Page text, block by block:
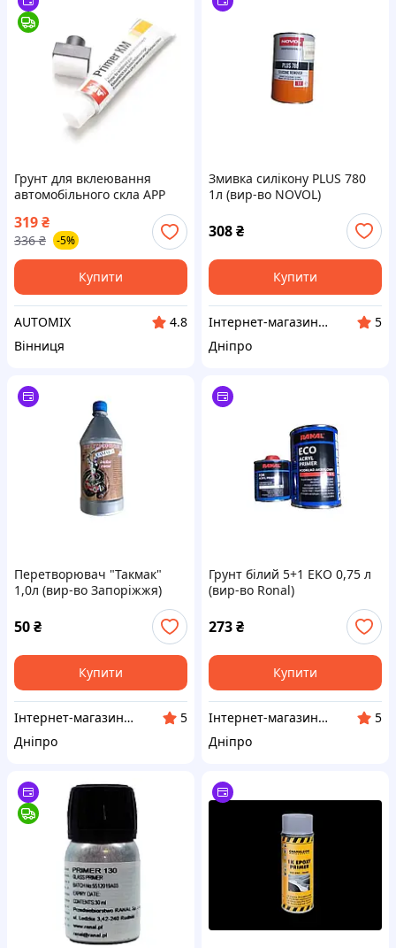
Грунт для вклеювання
автомобiльного скла APP
319₴
336 ₴ -5%
Купити
AUTOMIX
4.8
Вінниця
Змивка силікону PLUS 780
1л (вир-во NOVOL)
308₴
Купити
Інтернет-магазин AVTO запчастини
5
Дніпро
Перетворювач "Такмак"
1,0л (вир-во Запоріжжя)
50₴
Купити
Інтернет-магазин AVTO запчастини
5
Дніпро
Грунт білий 5+1 EKO 0,75 л
(вир-во Ronal)
273₴
Купити
Інтернет-магазин AVTO запчастини
5
Дніпро